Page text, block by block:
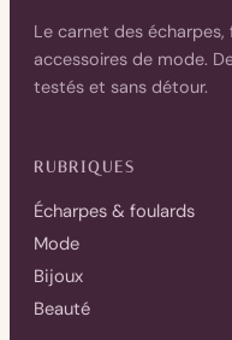
Le carnet des écharpes,
accessoires de mode.
testés et sans détour.
RUBRIQUES
Écharpes & foulards
Mode
Bijoux
Beauté